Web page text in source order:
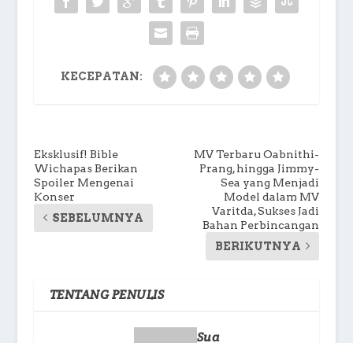
KECEPATAN:
Eksklusif! Bible
Wichapas Berikan
Spoiler Mengenai
Konser
SEBELUMNYA
MV Terbaru Oabnithi-
Prang, hingga Jimmy-
Sea yang Menjadi
Model dalam MV
Varitda, Sukses Jadi
Bahan Perbincangan
BERIKUTNYA
TENTANG PENULIS
Sua